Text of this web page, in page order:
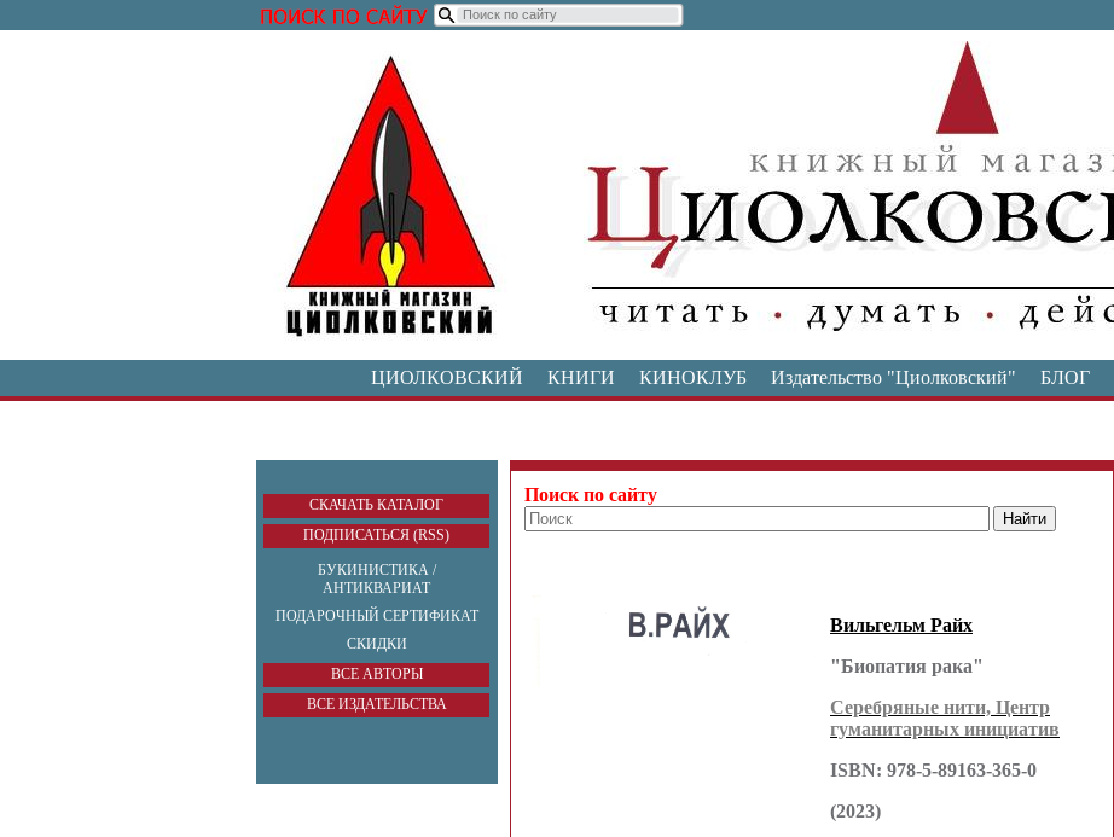
ЦИОЛКОВСКИЙ КНИГИ КИНОКЛУБ Издательство "Циолковский" БЛОГ
СКАЧАТЬ КАТАЛОГ
ПОДПИСАТЬСЯ (RSS)
БУКИНИСТИКА /
АНТИКВАРИАТ
ПОДАРОЧНЫЙ СЕРТИФИКАТ
СКИДКИ
ВСЕ АВТОРЫ
ВСЕ ИЗДАТЕЛЬСТВА
Поиск по сайту
Вильгельм Райх
"Биопатия рака"
Серебряные нити, Центр
гуманитарных инициатив
ISBN: 978-5-89163-365-0
(2023)